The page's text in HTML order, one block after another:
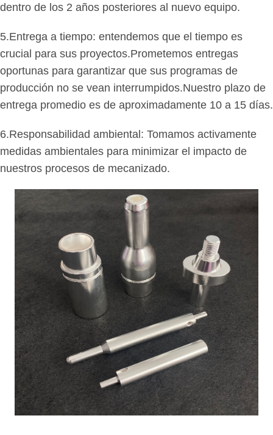
dentro de los 2 años posteriores al nuevo equipo.
5.Entrega a tiempo: entendemos que el tiempo es
crucial para sus proyectos.Prometemos entregas
oportunas para garantizar que sus programas de
producción no se vean interrumpidos.Nuestro plazo de
entrega promedio es de aproximadamente 10 a 15 días.
6.Responsabilidad ambiental: Tomamos activamente
medidas ambientales para minimizar el impacto de
nuestros procesos de mecanizado.